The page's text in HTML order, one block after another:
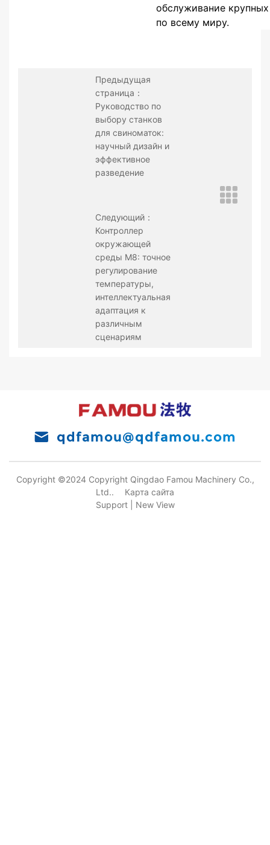
обслуживание
по всему миру.
Предыдущая
страница：
Руководство по
выбору станков
для свиноматок:
научный дизайн и
эффективное
разведение
Следующий：
Контроллер
окружающей
среды M8: точное
регулирование
температуры,
интеллектуальная
адаптация к
различным
сценариям
qdfamou@qdfamou.com
Copyright ©2024 Copyright Qingdao Famou Machinery Co.,
Ltd..
Карта сайта
Support | New View